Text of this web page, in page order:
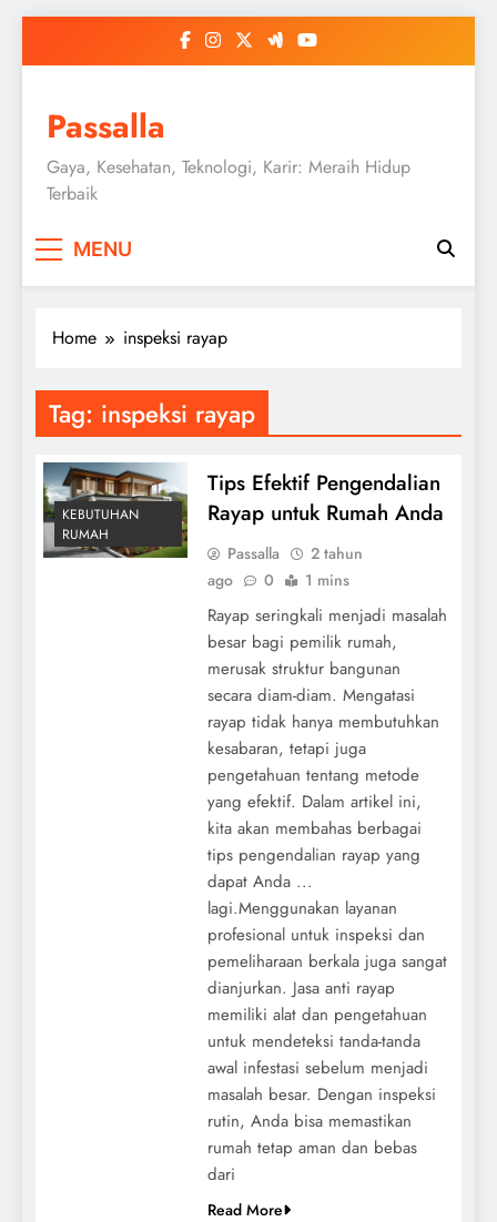
Passalla
Gaya, Kesehatan, Teknologi, Karir: Meraih Hidup
Terbaik
MENU
Home inspeksi rayap
Tag: inspeksi rayap
KEBUTUHAN
RUMAH
Tips Efektif Pengendalian
Rayap untuk Rumah Anda
Passalla
2 tahun
ago
0 1 mins
Rayap seringkali menjadi masalah
besar bagi pemilik rumah,
merusak struktur bangunan
secara diam-diam. Mengatasi
rayap tidak hanya membutuhkan
kesabaran, tetapi juga
pengetahuan tentang metode
yang efektif. Dalam artikel ini,
kita akan membahas berbagai
tips pengendalian rayap yang
dapat Anda ...
lagi.Menggunakan layanan
profesional untuk inspeksi dan
pemeliharaan berkala juga sangat
dianjurkan. Jasa anti rayap
memiliki alat dan pengetahuan
untuk mendeteksi tanda-tanda
awal infestasi sebelum menjadi
masalah besar. Dengan inspeksi
rutin, Anda bisa memastikan
rumah tetap aman dan bebas
dari
Read More